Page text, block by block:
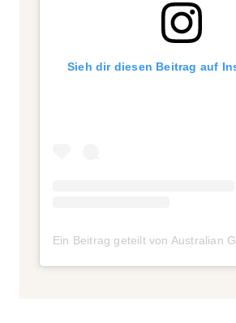
Sieh dir diesen Beitrag auf